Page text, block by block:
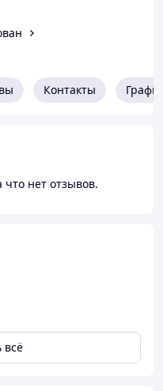
Контакты
нет отзывов.
всё